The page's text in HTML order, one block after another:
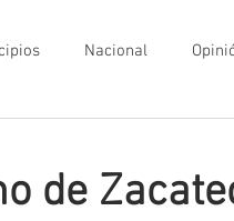
Nacional
de